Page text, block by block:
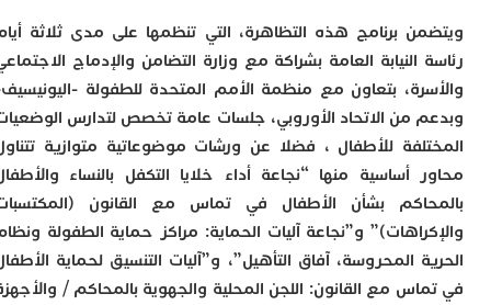
برنامج هذه التظاهرة، التي تنظمها على مدى ثلاثة أيام
النيابة العامة بشراكة مع وزارة التضامن والإدماج الاجتماعي
بتعاون مع منظمة الأمم المتحدة للطفولة -اليونيسيف-
من الاتحاد الأوروبي، جلسات عامة تخصص لتدارس الوضعيات
للأطفال ، فضلا عن ورشات موضوعاتية متوازية تتناول
أساسية منها “نجاعة أداء خلايا التكفل بالنساء والأطفال
بشأن الأطفال في تماس مع القانون (المكتسبات
و”نجاعة آليات الحماية: مراكز حماية الطفولة ونظام
المحروسة، آفاق التأهيل”، و”آليات التنسيق لحماية الأطفال
مع القانون: اللجن المحلية والجهوية بالمحاكم / والأجهزة